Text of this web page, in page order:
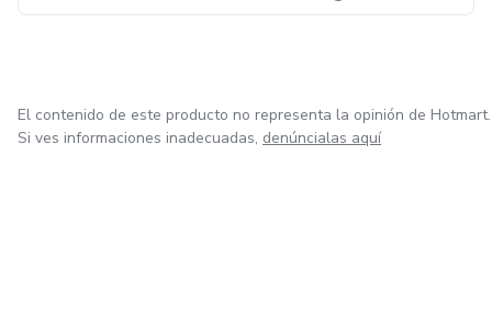
El contenido de este producto no representa la opinión de Hotmart.
Si ves informaciones inadecuadas, denúncialas aquí